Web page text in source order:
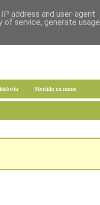
Mochila en mano
address and user-agent
of service, generate usage